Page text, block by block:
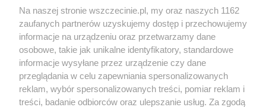
Wernisaże
Więcej
Specjalny koncert z okazji
20. urodzin portalu
wSzczecinie.pl
Regulamin konkursów
śniadaniówka "Hej
Szczecin! Jest piątek!"
Na naszej stronie wszczecinie.pl, my oraz naszych 1162
zaufanych partnerów uzyskujemy dostęp i przechowujemy
informacje na urządzeniu oraz przetwarzamy dane
osobowe, takie jak unikalne identyfikatory, standardowe
informacje wysyłane przez urządzenie czy dane
przeglądania w celu zapewniania spersonalizowanych
reklam, wybór spersonalizowanych treści, pomiar reklam i
treści, badanie odbiorców oraz ulepszanie usług. Za zgodą